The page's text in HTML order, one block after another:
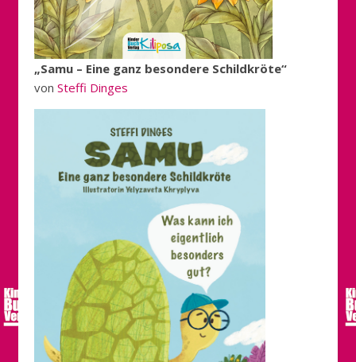
„Samu – Eine ganz besondere Schildkröte“
von Steffi Dinges